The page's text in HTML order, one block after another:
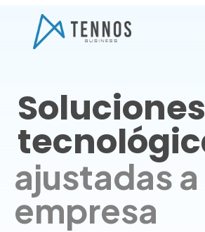
Soluciones
ajustadas
empresa